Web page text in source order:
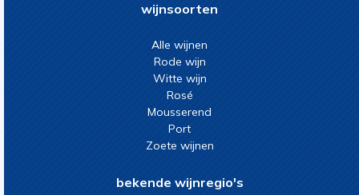
wijnsoorten
Alle wijnen
Rode wijn
Witte wijn
Rosé
Mousserend
Port
Zoete wijnen
bekende wijnregio's